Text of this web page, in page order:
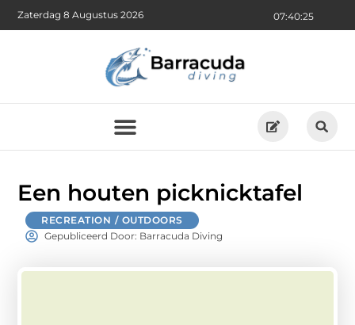
07:40:26
Zaterdag 8 Augustus 2026
Een houten picknicktafel
RECREATION / OUTDOORS
Gepubliceerd Door: Barracuda Diving